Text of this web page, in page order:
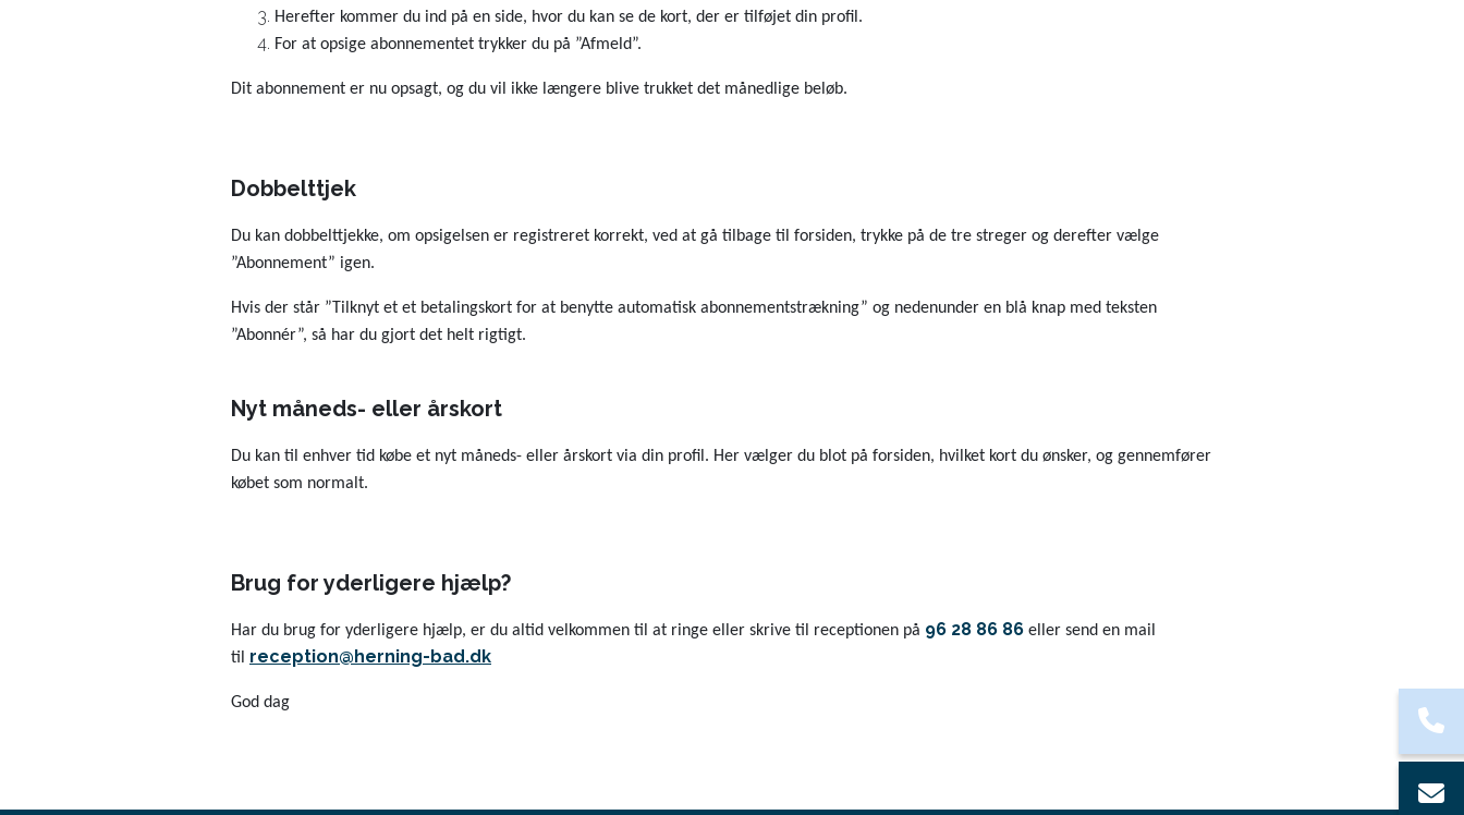
Herefter kommer du ind på en side, hvor du kan se de kort, der er tilføjet din profil.
For at opsige abonnementet trykker du på ”Afmeld”.
Dit abonnement er nu opsagt, og du vil ikke længere blive trukket det månedlige beløb.
Dobbelttjek
Du kan dobbelttjekke, om opsigelsen er registreret korrekt, ved at gå tilbage til forsiden, trykke på de tre streger og derefter vælge
”Abonnement” igen.
Hvis der står ”Tilknyt et et betalingskort for at benytte automatisk abonnementstrækning” og nedenunder en blå knap med teksten
”Abonnér”, så har du gjort det helt rigtigt.
Nyt måneds- eller årskort
Du kan til enhver tid købe et nyt måneds- eller årskort via din profil. Her vælger du blot på forsiden, hvilket kort du ønsker, og gennemfører
købet som normalt.
Brug for yderligere hjælp?
Har du brug for yderligere hjælp, er du altid velkommen til at ringe eller skrive til receptionen på 96 28 86 86 eller send en mail
til reception@herning-bad.dk
God dag